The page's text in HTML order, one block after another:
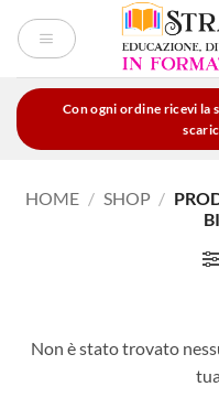
Con ogni ordine ricevi la
HOME / SHOP /
Non è stato trovato